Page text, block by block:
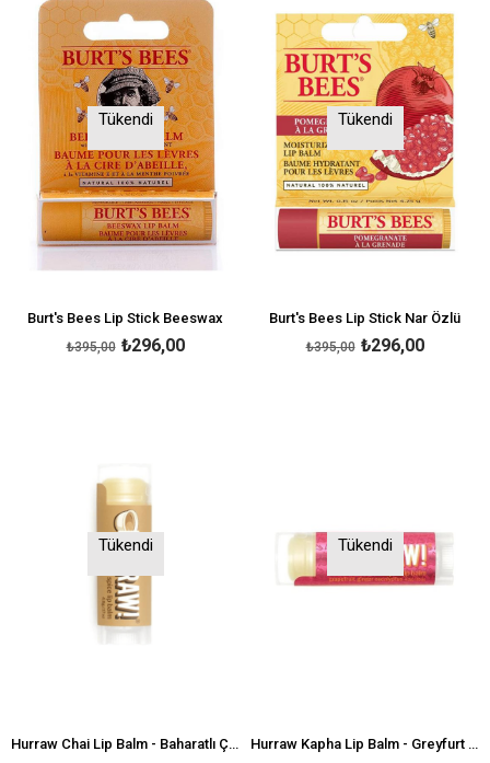
Tükendi
Burt's Bees Lip Stick Beeswax
₺296,00
₺395,00
Tükendi
Burt's Bees Lip Stick Nar Özlü
₺296,00
₺395,00
Tükendi
Hurraw Chai Lip Balm - Baharatlı Çay
Tükendi
Hurraw Kapha Lip Balm - Greyfurt - Zencefil - Ökaliptus